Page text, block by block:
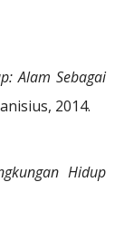
Alam Sebagai
2014.
Hidup